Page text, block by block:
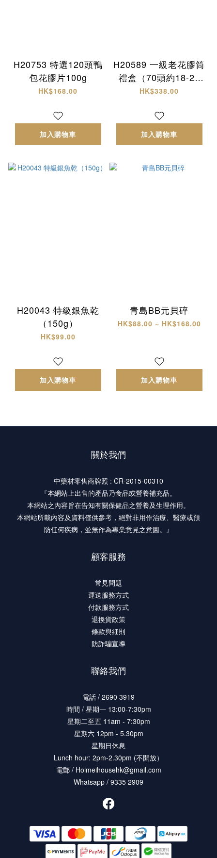
H20753 特選120頭鴨
包花膠片100g
HK$168.00
加入購物車
H20589 一級老花膠筒
禮盒（70頭約18-20
隻）
HK$338.00
加入購物車
H20043 特級銀魚乾
（150g）
HK$99.00
加入購物車
青島BB元貝碎
HK$88.00 ~ HK$168.00
加入購物車
關於我們
中藥材零售商牌照 : CR-2015-00310
『本網站上出售的產品乃食品或營養補充品。
本網站之內容旨在告知有關保健品之營養及生理作用。
本網站所載內容及資料僅供參考，絕對非用作治療、醫療或預
防任何疾病，並無作為專業意見之意圖。』
顧客服務
常見問題
運送服務方式
付款服務方式
退換貨政策
條款與細則
防詐騙宣導
聯絡我們
電話 / 2690 3919
時間 / 星期一 13:00-7:30pm
星期二至五 11am - 7:30pm
星期六 12pm - 5.30pm
星期日休息
Lunch hour: 2pm-2.30pm (不開放）
電郵 / Hoimeihousehk@gmail.com
Whatsapp / 9335 2909